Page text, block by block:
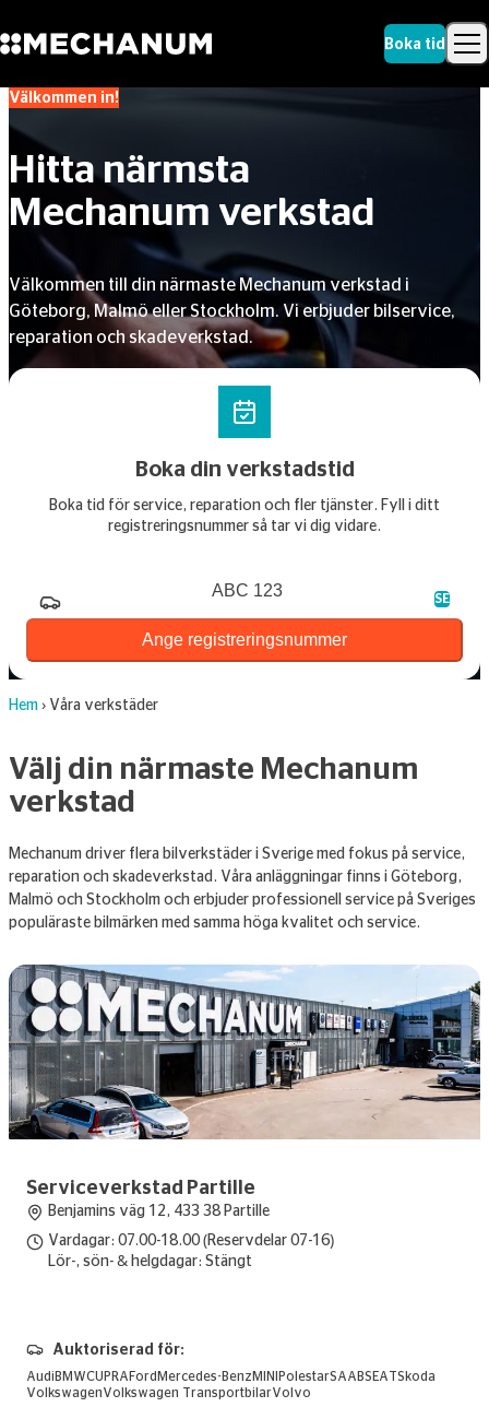
Skip to content
Boka tid
Sök
Välkommen in!
Hitta närmsta
Mechanum verkstad
Välkommen till din närmaste Mechanum verkstad i
Göteborg, Malmö eller Stockholm. Vi erbjuder bilservice,
reparation och skadeverkstad.
Boka din verkstadstid
Boka tid för service, reparation och fler tjänster. Fyll i ditt
registreringsnummer så tar vi dig vidare.
SE
Ange registreringsnummer
Hem › Våra verkstäder
Välj din närmaste Mechanum
verkstad
Mechanum driver flera bilverkstäder i Sverige med fokus på service,
reparation och skadeverkstad. Våra anläggningar finns i Göteborg,
Malmö och Stockholm och erbjuder professionell service på Sveriges
populäraste bilmärken med samma höga kvalitet och service.
Serviceverkstad Partille
Benjamins väg 12, 433 38 Partille
Vardagar: 07.00-18.00 (Reservdelar 07-16)
Lör-, sön- & helgdagar: Stängt
Auktoriserad för:
Audi BMWCUPRA Ford Mercedes-Benz MINI PolestarSAABSEATSkoda
VolkswagenVolkswagen TransportbilarVolvo